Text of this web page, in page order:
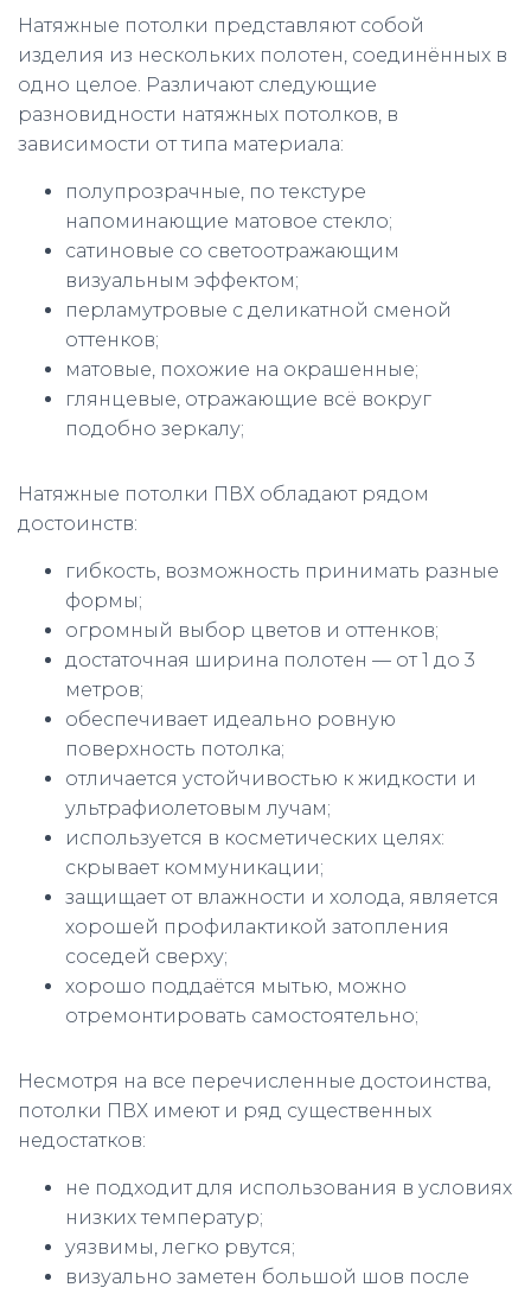
Натяжные потолки представляют собой
изделия из нескольких полотен, соединённых в
одно целое. Различают следующие
разновидности натяжных потолков, в
зависимости от типа материала:
полупрозрачные, по текстуре
напоминающие матовое стекло;
сатиновые со светоотражающим
визуальным эффектом;
перламутровые с деликатной сменой
оттенков;
матовые, похожие на окрашенные;
глянцевые, отражающие всё вокруг
подобно зеркалу;
Натяжные потолки ПВХ обладают рядом
достоинств:
гибкость, возможность принимать разные
формы;
огромный выбор цветов и оттенков;
достаточная ширина полотен — от 1 до 3
метров;
обеспечивает идеально ровную
поверхность потолка;
отличается устойчивостью к жидкости и
ультрафиолетовым лучам;
используется в косметических целях:
скрывает коммуникации;
защищает от влажности и холода, является
хорошей профилактикой затопления
соседей сверху;
хорошо поддаётся мытью, можно
отремонтировать самостоятельно;
Несмотря на все перечисленные достоинства,
потолки ПВХ имеют и ряд существенных
недостатков:
не подходит для использования в условиях
низких температур;
уязвимы, легко рвутся;
визуально заметен большой шов после